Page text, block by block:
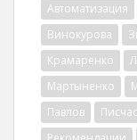
Автоматизация
Винокурова
Крамаренко
Мартыненко
Павлов